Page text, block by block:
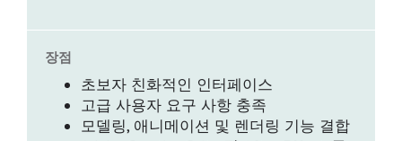
장점
초보자 친화적인 인터페이스
고급 사용자 요구 사항 충족
모델링, 애니메이션 및 렌더링 기능 결합